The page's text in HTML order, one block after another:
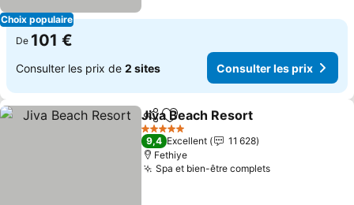
Choix populaire
De 101 €
Consulter les prix de 2 sites Consulter les prix
PartagerAjouter à mes favoris
Jiva Beach Resort
5 Étoiles
9,4 Excellent
11 628
Fethiye
Spa et bien-être complets